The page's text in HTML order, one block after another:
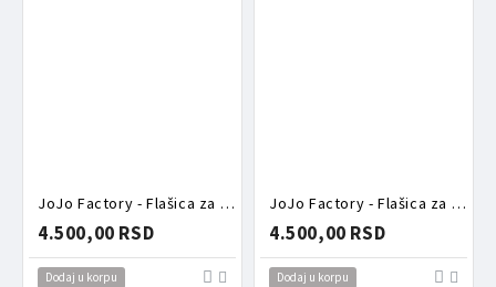
JoJo Factory - Flašica za vodu Song
4.500,00 RSD
Dodaj u korpu
JoJo Factory - Flašica za vodu Tenis
4.500,00 RSD
Dodaj u korpu